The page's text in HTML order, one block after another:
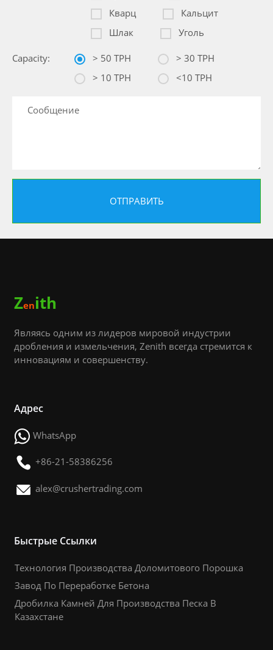
Кварц
Кальцит
Шлак
Уголь
Capacity: > 50 TPH
> 30 TPH
> 10 TPH
<10 TPH
Zenith
Являясь одним из лидеров мировой индустрии
дробления и измельчения, Zenith всегда стремится к
инновациям и совершенству.
Адрес
WhatsApp
+86-21-58386256
alex@crushertrading.com
Быстрые Ссылки
Технология Производства Доломитового Порошка
Завод По Переработке Бетона
Дробилка Камней Для Производства Песка В
Казахстане